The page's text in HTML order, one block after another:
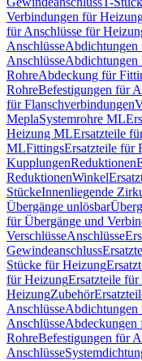
Verbindungen für
für Anschlüsse für
AnschlüsseAbdichtungen
AnschlüsseAbdichtungen
RohreAbdeckung für
RohreBefestigungen für
für Flanschverbindungen
MeplaSystemrohre ML
Heizung MLErsatzteile
MLFittingsErsatzteile für
KupplungenReduktionen
ReduktionenWinkel
StückeInnenliegende
Übergänge unlösbar
für Übergänge und
VerschlüsseAnschlüsse
Gewindeanschluss
Stücke für Heizung
für HeizungErsatzteile
HeizungZubehör
AnschlüsseAbdichtungen
AnschlüsseAbdeckungen
RohreBefestigungen für
Anschlüsse